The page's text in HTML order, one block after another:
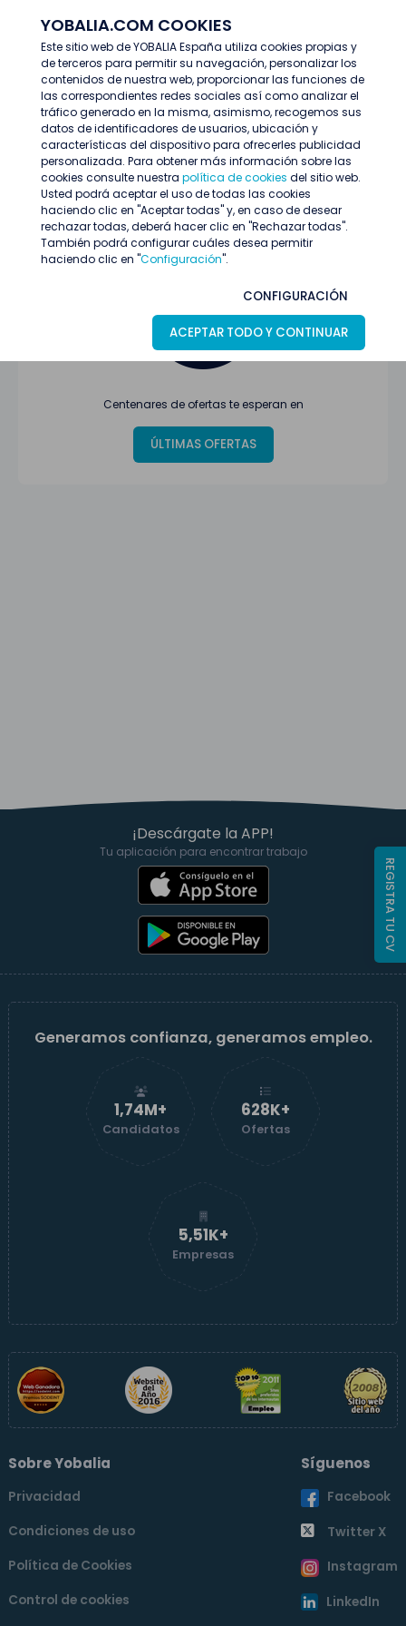
YOBALIA.COM COOKIES
Este sitio web de YOBALIA España utiliza cookies propias y
de terceros para permitir su navegación, personalizar los
contenidos de nuestra web, proporcionar las funciones de
las correspondientes redes sociales así como analizar el
tráfico generado en la misma, asimismo, recogemos sus
datos de identificadores de usuarios, ubicación y
características del dispositivo para ofrecerles publicidad
personalizada. Para obtener más información sobre las
cookies consulte nuestra política de cookies del sitio web.
Usted podrá aceptar el uso de todas las cookies
haciendo clic en "Aceptar todas" y, en caso de desear
rechazar todas, deberá hacer clic en "Rechazar todas".
También podrá configurar cuáles desea permitir
haciendo clic en "Configuración".
CONFIGURACIÓN
ACEPTAR TODO Y CONTINUAR
Últimas ofertas
Oferta no encontrada o ha finalizado su
proceso de selección
Centenares de ofertas te esperan en
ÚLTIMAS OFERTAS
¡Descárgate la APP!
Tu aplicación para encontrar trabajo
Generamos confianza, generamos empleo.
1,74M+
Candidatos
629K+
Ofertas
5,51K+
Empresas
Sobre Yobalia
Privacidad
Condiciones de uso
Política de Cookies
Control de cookies
Síguenos
Facebook
Twitter X
Instagram
LinkedIn
REGISTRA TU CV